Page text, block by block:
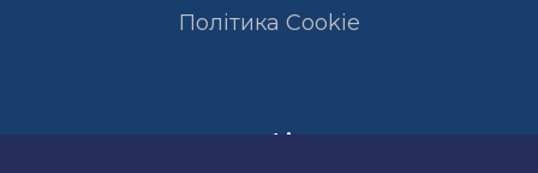
Полiтика Cookie
Сертифікати